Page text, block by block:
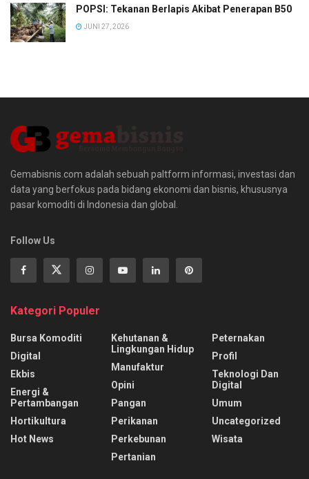
POPSI: Tekanan Berlapis Akibat Penerapan B50
JUNI 27, 2026
Gemabisnis.com adalah sebuah paltform informasi, investasi dan
data yang berfokus pada bidang ekonomi dan bisnis, khususnya
pasar komoditi di Indonesia dan global.
Follow Us
Kategori Populer
Bursa Komoditi
Digital
Ekbis
Energi &
Pertambangan
Hortikultura
Hot News
Kehutanan &
Lingkungan Hidup
Manufaktur
Opini
Pangan
Perikanan
Perkebunan
Pertanian
Peternakan
Profil
Teknologi Dan
Digital
Umum
Uncategorized
Wisata